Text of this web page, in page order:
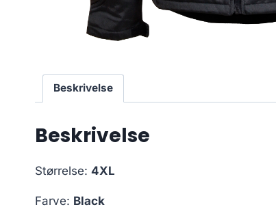
Beskrivelse
Beskrivelse
Størrelse: 4XL
Farve: Black